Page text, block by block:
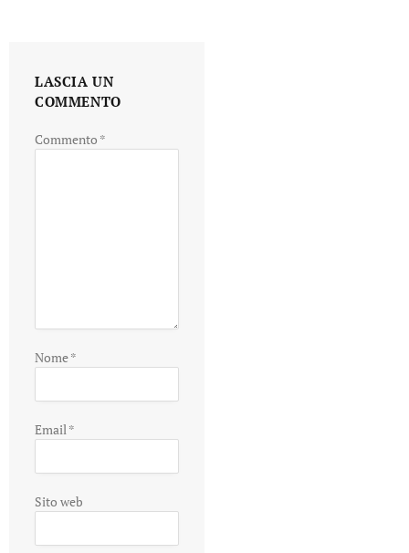
LASCIA UN
COMMENTO
Commento *
Nome*
Email*
Sito web